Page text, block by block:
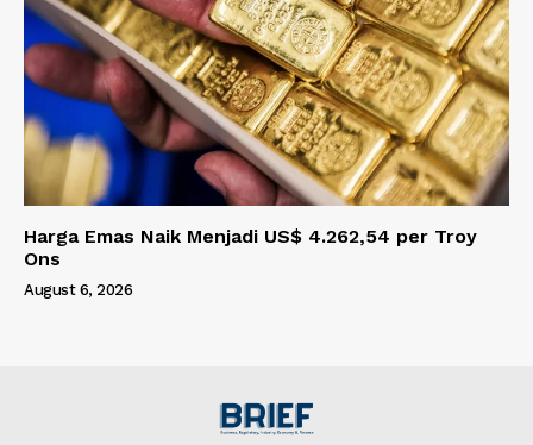
Harga Emas Naik Menjadi US$ 4.262,54 per Troy
Ons
August 6, 2026